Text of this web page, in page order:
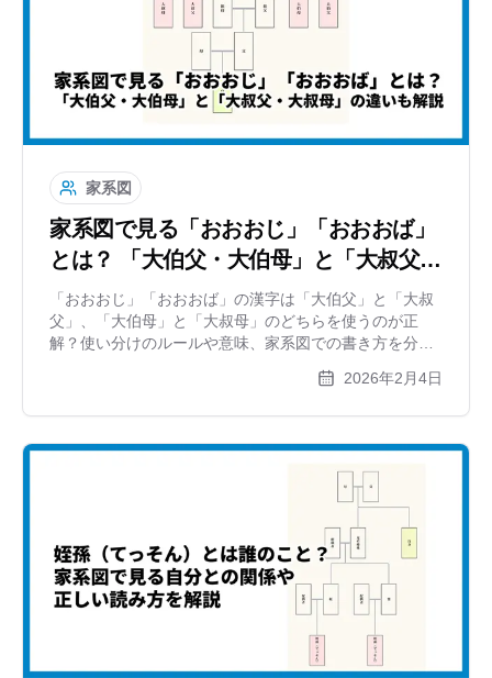
家系図
家系図で見る「おおおじ」「おおおば」
とは？ 「大伯父・大伯母」と「大叔父・
大叔母」の違いも解説
「おおおじ」「おおおば」の漢字は「大伯父」と「大叔
父」、「大伯母」と「大叔母」のどちらを使うのが正
解？使い分けのルールや意味、家系図での書き方を分か
ら見た関係性、気になる親等数についても網羅します。
2026年2月4日